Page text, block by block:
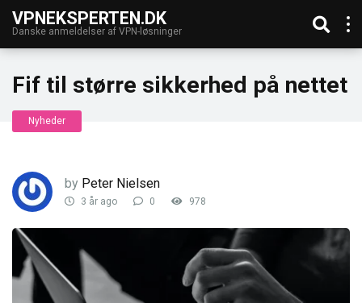
VPNEKSPERTEN.DK
Danske anmeldelser af VPN-løsninger
Fif til større sikkerhed på nettet
Nyheder
by Peter Nielsen
3 år ago 0 978